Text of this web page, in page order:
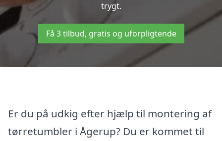
trygt.
Få 3 tilbud, gratis og uforpligtende
Er du på udkig efter hjælp til montering af
tørretumbler i Ågerup? Du er kommet til